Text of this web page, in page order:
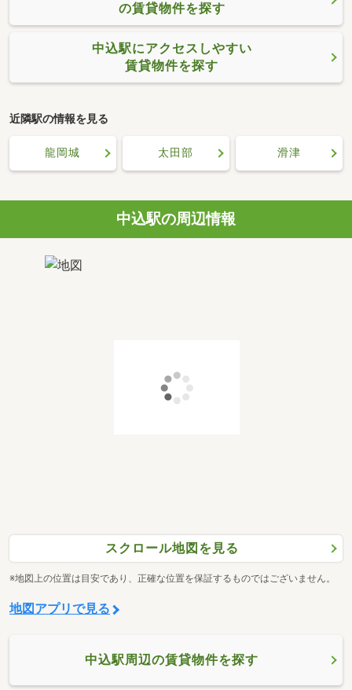
の賃貸物件を探す
中込駅にアクセスしやすい
賃貸物件を探す
近隣駅の情報を見る
龍岡城 太田部 滑津
中込駅の周辺情報
スクロール地図を見る
※地図上の位置は目安であり、正確な位置を保証するものではございません。
地図アプリで見る
中込駅周辺の賃貸物件を探す